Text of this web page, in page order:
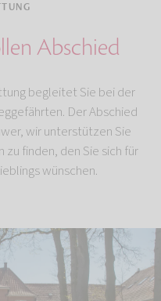
Abschied
begleitet Sie bei der
Der Abschied
wir unterstützen Sie
finden, den Sie sich für
wünschen.